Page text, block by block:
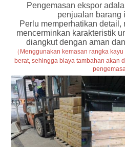
Pengemasan ekspor
penjualan barang
Perlu memperhatikan detail,
mencerminkan karakteristik
diangkut dengan aman
（Menggunakan kemasan rangka
berat, sehingga biaya tambahan akan